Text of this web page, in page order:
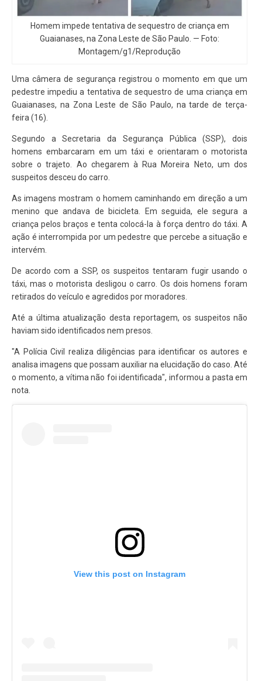
Homem impede tentativa de sequestro de criança em
Guaianases, na Zona Leste de São Paulo. — Foto:
Montagem/g1/Reprodução
Uma câmera de segurança registrou o momento em que um
pedestre impediu a tentativa de sequestro de uma criança em
Guaianases, na Zona Leste de São Paulo, na tarde de terça-
feira (16).
Segundo a Secretaria da Segurança Pública (SSP), dois
homens embarcaram em um táxi e orientaram o motorista
sobre o trajeto. Ao chegarem à Rua Moreira Neto, um dos
suspeitos desceu do carro.
As imagens mostram o homem caminhando em direção a um
menino que andava de bicicleta. Em seguida, ele segura a
criança pelos braços e tenta colocá-la à força dentro do táxi. A
ação é interrompida por um pedestre que percebe a situação e
intervém.
De acordo com a SSP, os suspeitos tentaram fugir usando o
táxi, mas o motorista desligou o carro. Os dois homens foram
retirados do veículo e agredidos por moradores.
Até a última atualização desta reportagem, os suspeitos não
haviam sido identificados nem presos.
"A Polícia Civil realiza diligências para identificar os autores e
analisa imagens que possam auxiliar na elucidação do caso. Até
o momento, a vítima não foi identificada", informou a pasta em
nota.
View this post on Instagram